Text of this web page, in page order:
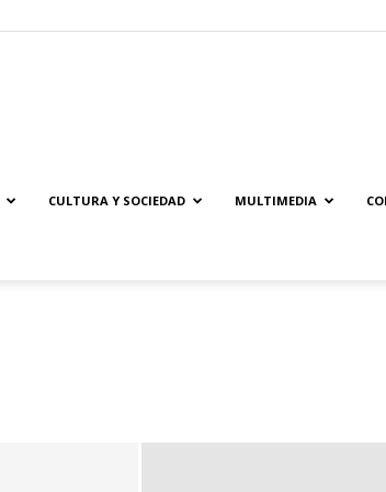
CULTURA Y SOCIEDAD MULTIMEDIA